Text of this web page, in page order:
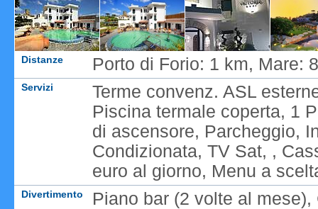
Distanze Porto di Forio: 1 km, Mare:
Servizi
Terme convenz. ASL
Piscina termale coperta, 1
di ascensore, Parcheggio,
Condizionata, TV Sat, ,
euro al giorno, Menu a
Divertimento Piano bar (2 volte al